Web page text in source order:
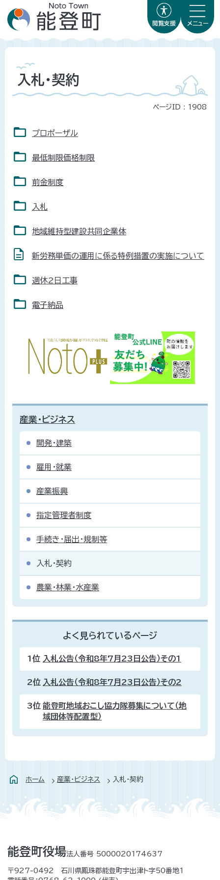
閲覧支援 メニュー
入札・契約
ページID : 1908
プロポーザル
最低制限価格制限
前金制度
入札
地域維持型建設共同企業体
新労務単価の運用に係る特例措置の実施について
週休2日工事
電子納品
産業・ビジネス
開発・建築
雇用・就業
産業振興
指定管理者制度
手続き・届出・規制等
入札・契約
農業・林業・水産業
よく見られているページ
1位 入札公告（令和8年7月23日公告）その1
2位 入札公告（令和8年7月23日公告）その2
3位 能登町地域おこし協力隊募集について（地
域団体等配置型）
ホーム 産業・ビジネス 入札・契約
能登町役場法人番号 5000020174637
〒927-0492 石川県鳳珠郡能登町宇出津ト字50番地1